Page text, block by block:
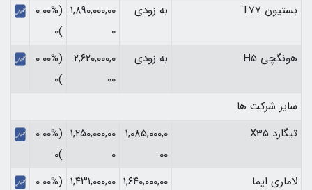
بستیون T77
به زودی
۱,۸۹۰,۰۰۰,۰۰
۰
(۰.۰۰%
)۰
هونگچی H5
به زودی
۲,۶۲۰,۰۰۰,۰
۰۰
(۰.۰۰%
)۰
سایر شرکت ها
تیگارد X35
۱,۰۸۵,۰۰۰,۰
۰۰
۱,۲۵۰,۰۰۰,۰۰
۰
(۰.۰۰%
)۰
لاماری ایما
۱,۶۴۰,۰۰۰,۰۰ ۱,۴۳۱,۰۰۰,۰۰
(۰.۰۰%